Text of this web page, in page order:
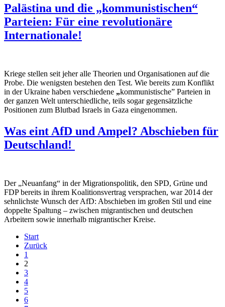
Palästina und die „kommunistischen“
Parteien: Für eine revolutionäre
Internationale!
Kriege stellen seit jeher alle Theorien und Organisationen auf die
Probe. Die wenigsten bestehen den Test. Wie bereits zum Konflikt
in der Ukraine haben verschiedene „kommunistische” Parteien in
der ganzen Welt unterschiedliche, teils sogar gegensätzliche
Positionen zum Blutbad Israels in Gaza eingenommen.
Was eint AfD und Ampel? Abschieben für
Deutschland!
Der „Neuanfang“ in der Migrationspolitik, den SPD, Grüne und
FDP bereits in ihrem Koalitionsvertrag versprachen, war 2014 der
sehnlichste Wunsch der AfD: Abschieben im großen Stil und eine
doppelte Spaltung – zwischen migrantischen und deutschen
Arbeitern sowie innerhalb migrantischer Kreise.
Start
Zurück
1
2
3
4
5
6